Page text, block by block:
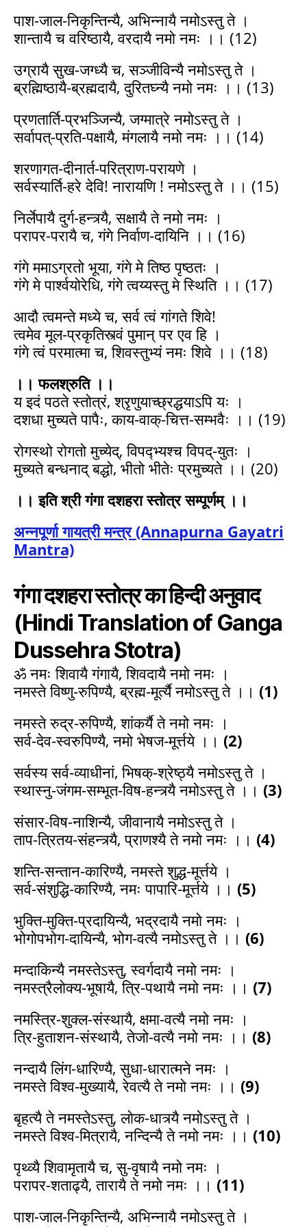
पाश-जाल-निकृन्तिन्यै, अभिन्नायै नमोऽस्तु ते ।
शान्तायै च वरिष्ठायै, वरदायै नमो नमः ।। (12)
उग्रायै सुख-जग्ध्यै च, सञ्जीविन्यै नमोऽस्तु ते ।
ब्रह्मिष्ठायै-ब्रह्मदायै, दुरितघ्न्यै नमो नमः ।। (13)
प्रणतार्ति-प्रभञ्जिन्यै, जग्मात्रे नमोऽस्तु ते ।
सर्वापत्-प्रति-पक्षायै, मंगलायै नमो नमः ।। (14)
शरणागत-दीनार्त-परित्राण-परायणे ।
सर्वस्यार्ति-हरे देवि! नारायणि ! नमोऽस्तु ते ।। (15)
निर्लेपायै दुर्ग-हन्त्र्यै, सक्षायै ते नमो नमः ।
परापर-परायै च, गंगे निर्वाण-दायिनि ।। (16)
गंगे ममाऽग्रतो भूया, गंगे मे तिष्ठ पृष्ठतः ।
गंगे मे पार्श्वयोरेधि, गंगे त्वय्यस्तु मे स्थिति ।। (17)
आदौ त्वमन्ते मध्ये च, सर्व त्वं गांगते शिवे!
त्वमेव मूल-प्रकृतिस्त्वं पुमान् पर एव हि ।
गंगे त्वं परमात्मा च, शिवस्तुभ्यं नमः शिवे ।। (18)
।। फलश्रुति ।।
य इदं पठते स्तोत्रं, श्रृणुयाच्छ्रद्धयाऽपि यः ।
दशधा मुच्यते पापैः, काय-वाक्-चित्त-सम्भवैः ।। (19)
रोगस्थो रोगतो मुच्येद्, विपद्भ्यश्च विपद्-युतः ।
मुच्यते बन्धनाद् बद्धो, भीतो भीतेः प्रमुच्यते ।। (20)
।। इति श्री गंगा दशहरा स्तोत्र सम्पूर्णम् ।।
अन्नपूर्णा गायत्री मन्त्र (Annapurna Gayatri
Mantra)
गंगा दशहरा स्तोत्रकाहिन्दी अनुवाद
(Hindi Translation of Ganga
Dussehra Stotra)
ॐ नमः शिवायै गंगायै, शिवदायै नमो नमः ।
नमस्ते विष्णु-रुपिण्यै, ब्रह्म-मूर्त्यै नमोऽस्तु ते ।। (1)
नमस्ते रुद्र-रुपिण्यै, शांकर्यै ते नमो नमः ।
सर्व-देव-स्वरुपिण्यै, नमो भेषज-मूर्त्तये ।। (2)
सर्वस्य सर्व-व्याधीनां, भिषक्-श्रेष्ठ्यै नमोऽस्तु ते ।
स्थास्नु-जंगम-सम्भूत-विष-हन्त्र्यै नमोऽस्तु ते ।। (3)
संसार-विष-नाशिन्यै, जीवानायै नमोऽस्तु ते ।
ताप-त्रितय-संहन्त्र्यै, प्राणश्यै ते नमो नमः ।। (4)
शन्ति-सन्तान-कारिण्यै, नमस्ते शुद्ध-मूर्त्तये ।
सर्व-संशुद्धि-कारिण्यै, नमः पापारि-मूर्त्तये ।। (5)
भुक्ति-मुक्ति-प्रदायिन्यै, भद्रदायै नमो नमः ।
भोगोपभोग-दायिन्यै, भोग-वत्यै नमोऽस्तु ते ।। (6)
मन्दाकिन्यै नमस्तेऽस्तु, स्वर्गदायै नमो नमः ।
नमस्त्रैलोक्य-भूषायै, त्रि-पथायै नमो नमः ।। (7)
नमस्त्रि-शुक्ल-संस्थायै, क्षमा-वत्यै नमो नमः ।
त्रि-हुताशन-संस्थायै, तेजो-वत्यै नमो नमः ।। (8)
नन्दायै लिंग-धारिण्यै, सुधा-धारात्मने नमः ।
नमस्ते विश्व-मुख्यायै, रेवत्यै ते नमो नमः ।। (9)
बृहत्यै ते नमस्तेऽस्तु, लोक-धात्र्यै नमोऽस्तु ते ।
नमस्ते विश्व-मित्रायै, नन्दिन्यै ते नमो नमः ।। (10)
पृथ्व्यै शिवामृतायै च, सु-वृषायै नमो नमः ।
परापर-शताढ्यै, तारायै ते नमो नमः ।। (11)
पाश-जाल-निकृन्तिन्यै, अभिन्नायै नमोऽस्तु ते ।